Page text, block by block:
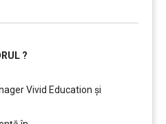
?
Vivid Education și